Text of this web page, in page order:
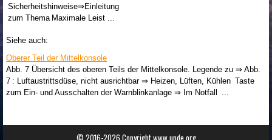
Sicherheitshinweise⇒Einleitung
zum Thema Maximale Leist ...
Siehe auch:
Oberer Teil der Mittelkonsole
Abb. 7 Übersicht des oberen Teils der Mittelkonsole. Legende zu ⇒ Abb.
7 : Luftaustrittsdüse, nicht ausrichtbar ⇒ Heizen, Lüften, Kühlen Taste
zum Ein- und Ausschalten der Warnblinkanlage ⇒ Im Notfall ...
© 2016-2026 Copyright www.upde.org